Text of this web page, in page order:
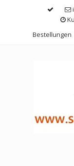
Bestellungen